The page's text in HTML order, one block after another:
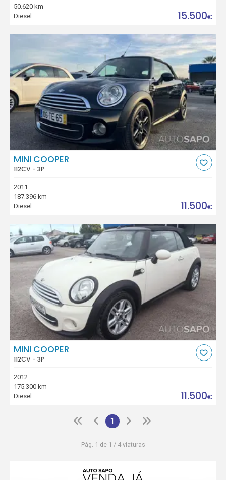
50.620 km
Diesel
15.500€
MINI COOPER
112CV - 3P
2011
187.396 km
Diesel
11.500€
MINI COOPER
112CV - 3P
2012
175.300 km
Diesel
11.500€
1
Pág. 1 de 1 / 4 viaturas